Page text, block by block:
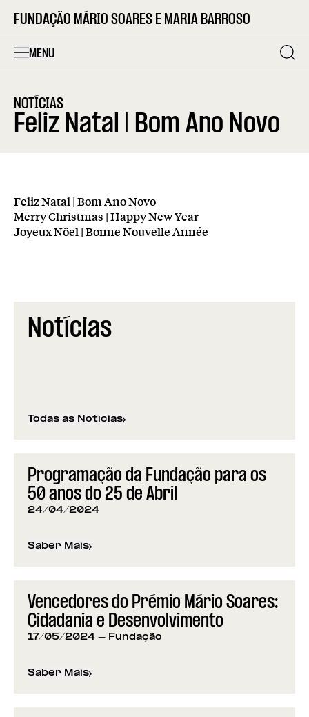
FUNDAÇÃO MÁRIO SOARES E MARIA BARROSO
MENU
NOTÍCIAS
Feliz Natal | Bom Ano Novo
Feliz Natal | Bom Ano Novo
Merry Christmas | Happy New Year
Joyeux Nöel | Bonne Nouvelle Année
Notícias
Todas as Notícias
Programação da Fundação para os
50 anos do 25 de Abril
24/04/2024
Saber Mais
sobre Programação da Fundação para os 50 anos
Vencedores do Prémio Mário Soares:
Cidadania e Desenvolvimento
17/05/2024 - Fundação
Saber Mais
sobre Vencedores do Prémio Mário Soares: